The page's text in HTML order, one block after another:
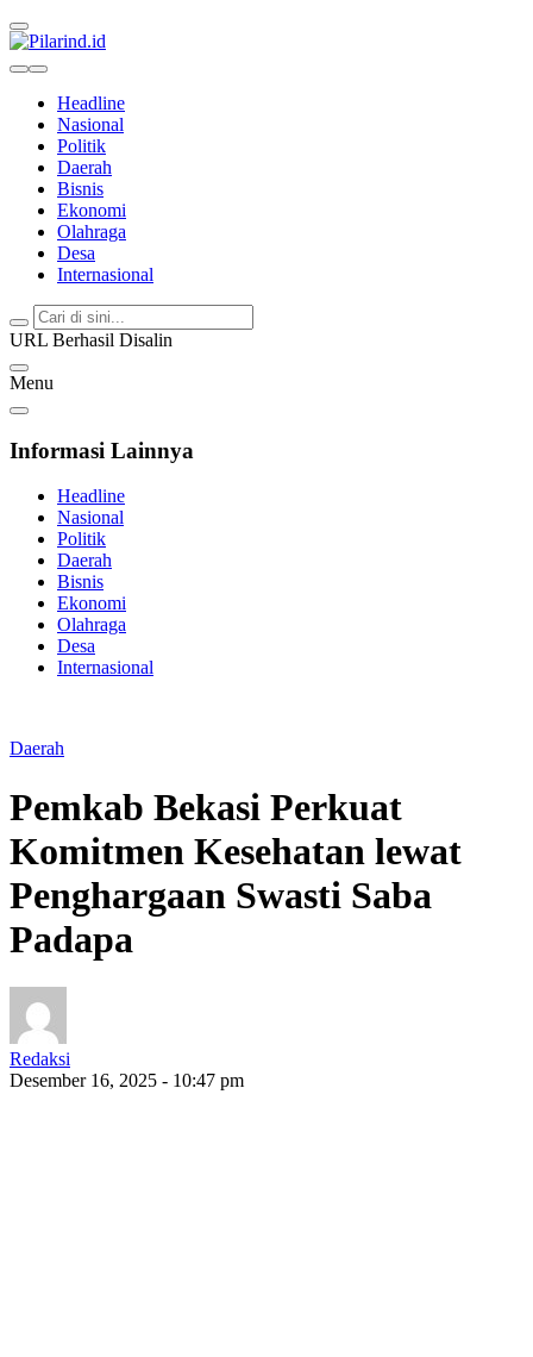
Headline
Nasional
Politik
Daerah
Bisnis
Ekonomi
Olahraga
Desa
Internasional
URL Berhasil Disalin
Menu
Informasi Lainnya
Headline
Nasional
Politik
Daerah
Bisnis
Ekonomi
Olahraga
Desa
Internasional
Daerah
Pemkab Bekasi Perkuat
Komitmen Kesehatan lewat
Penghargaan Swasti Saba
Padapa
Redaksi
Desember 16, 2025 - 10:47 pm